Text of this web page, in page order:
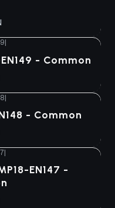
- Common
|
- Common
EN147 -